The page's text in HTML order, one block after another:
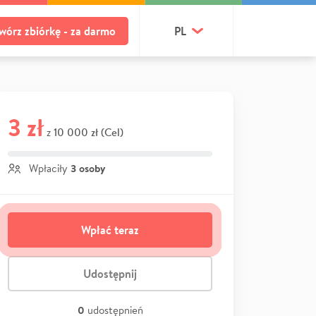
zbiórkę - za darmo PL
3 zł z 10 000 zł (Cel)
Wpłaciły 3 osoby
Wpłać teraz
Udostępnij
0 udostępnień